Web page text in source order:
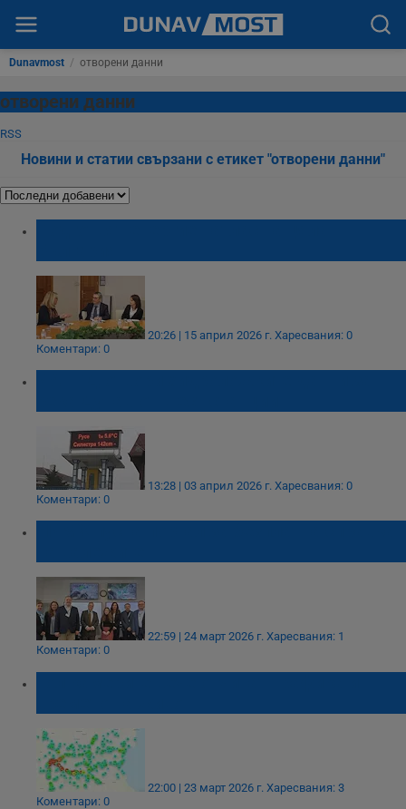
Dunavmost / отворени данни
отворени данни
RSS
Новини и статии свързани с етикет "отворени данни"
20:26 | 15 април 2026 г. Харесвания: 0
Коментари: 0
13:28 | 03 април 2026 г. Харесвания: 0
Коментари: 0
22:59 | 24 март 2026 г. Харесвания: 1
Коментари: 0
22:00 | 23 март 2026 г. Харесвания: 3
Коментари: 0